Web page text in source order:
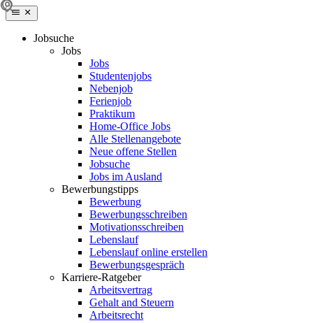
Jobsuche
Jobs
Jobs
Studentenjobs
Nebenjob
Ferienjob
Praktikum
Home-Office Jobs
Alle Stellenangebote
Neue offene Stellen
Jobsuche
Jobs im Ausland
Bewerbungstipps
Bewerbung
Bewerbungsschreiben
Motivationsschreiben
Lebenslauf
Lebenslauf online erstellen
Bewerbungsgespräch
Karriere-Ratgeber
Arbeitsvertrag
Gehalt and Steuern
Arbeitsrecht